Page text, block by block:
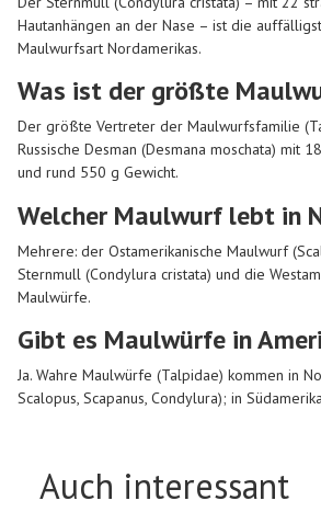
Hautanhängen an der Nase – ist die
Maulwurfsart Nordamerikas.
Was ist der größte
Der größte Vertreter der Maulwurfsfamilie
Russische Desman (Desmana moschata) mit
und rund 550 g Gewicht.
Welcher Maulwurf lebt in
Mehrere: der Ostamerikanische Maulwurf
Sternmull (Condylura cristata) und die
Maulwürfe.
Gibt es Maulwürfe in
Ja. Wahre Maulwürfe (Talpidae) kommen in
Scalopus, Scapanus, Condylura); in
Auch interessant